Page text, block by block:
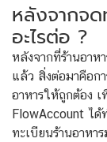
หลังจากจด
อะไรต่อ ?
หลังจากที่ร้านอา
แล้ว สิ่งต่อมาคือก
อาหารให้ถูกต้อง
FlowAccount ไ
ทะเบียนร้านอาหา